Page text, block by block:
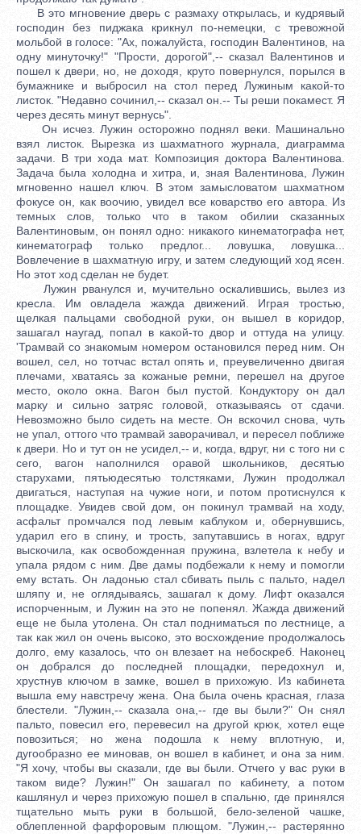
В это мгновение дверь с размаху открылась, и кудрявый
господин без пиджака крикнул по-немецки, с тревожной
мольбой в голосе: "Ах, пожалуйста, господин Валентинов, на
одну минуточку!" "Прости, дорогой",-- сказал Валентинов и
пошел к двери, но, не доходя, круто повернулся, порылся в
бумажнике и выбросил на стол перед Лужиным какой-то
листок. "Недавно сочинил,-- сказал он.-- Ты реши покамест. Я
через десять минут вернусь".
Он исчез. Лужин осторожно поднял веки. Машинально
взял листок. Вырезка из шахматного журнала, диаграмма
задачи. В три хода мат. Композиция доктора Валентинова.
Задача была холодна и хитра, и, зная Валентинова, Лужин
мгновенно нашел ключ. В этом замысловатом шахматном
фокусе он, как воочию, увидел все коварство его автора. Из
темных слов, только что в таком обилии сказанных
Валентиновым, он понял одно: никакого кинематографа нет,
кинематограф только предлог... ловушка, ловушка...
Вовлечение в шахматную игру, и затем следующий ход ясен.
Но этот ход сделан не будет.
Лужин рванулся и, мучительно оскалившись, вылез из
кресла. Им овладела жажда движений. Играя тростью,
щелкая пальцами свободной руки, он вышел в коридор,
зашагал наугад, попал в какой-то двор и оттуда на улицу.
'Трамвай со знакомым номером остановился перед ним. Он
вошел, сел, но тотчас встал опять и, преувеличенно двигая
плечами, хватаясь за кожаные ремни, перешел на другое
место, около окна. Вагон был пустой. Кондуктору он дал
марку и сильно затряс головой, отказываясь от сдачи.
Невозможно было сидеть на месте. Он вскочил снова, чуть
не упал, оттого что трамвай заворачивал, и пересел поближе
к двери. Но и тут он не усидел,-- и, когда, вдруг, ни с того ни с
сего, вагон наполнился оравой школьников, десятью
старухами, пятьюдесятью толстяками, Лужин продолжал
двигаться, наступая на чужие ноги, и потом протиснулся к
площадке. Увидев свой дом, он покинул трамвай на ходу,
асфальт промчался под левым каблуком и, обернувшись,
ударил его в спину, и трость, запутавшись в ногах, вдруг
выскочила, как освобожденная пружина, взлетела к небу и
упала рядом с ним. Две дамы подбежали к нему и помогли
ему встать. Он ладонью стал сбивать пыль с пальто, надел
шляпу и, не оглядываясь, зашагал к дому. Лифт оказался
испорченным, и Лужин на это не попенял. Жажда движений
еще не была утолена. Он стал подниматься по лестнице, а
так как жил он очень высоко, это восхождение продолжалось
долго, ему казалось, что он влезает на небоскреб. Наконец
он добрался до последней площадки, передохнул и,
хрустнув ключом в замке, вошел в прихожую. Из кабинета
вышла ему навстречу жена. Она была очень красная, глаза
блестели. "Лужин,-- сказала она,-- где вы были?" Он снял
пальто, повесил его, перевесил на другой крюк, хотел еще
повозиться; но жена подошла к нему вплотную, и,
дугообразно ее миновав, он вошел в кабинет, и она за ним.
"Я хочу, чтобы вы сказали, где вы были. Отчего у вас руки в
таком виде? Лужин!" Он зашагал по кабинету, а потом
кашлянул и через прихожую пошел в спальню, где принялся
тщательно мыть руки в большой, бело-зеленой чашке,
облепленной фарфоровым плющом. "Лужин,-- растерянно